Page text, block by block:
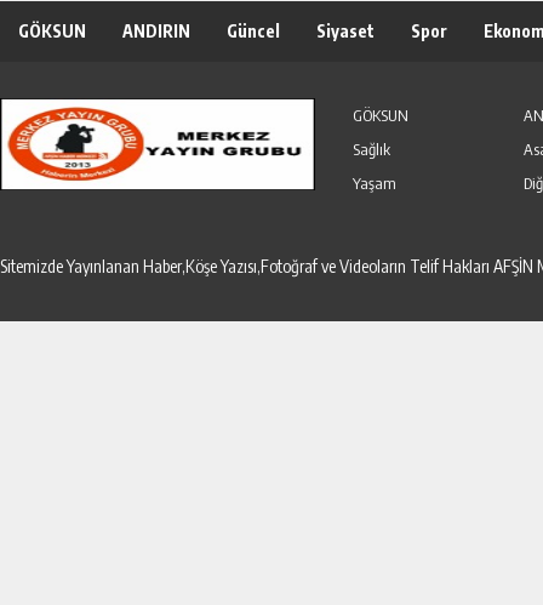
GÖKSUN ANDIRIN Güncel Siyaset Spor
GÖKSUN
Sağlık
Yaşam
Sitemizde Yayınlanan Haber,Köşe Yazısı,Fotoğraf ve Videoların Telif Hakları